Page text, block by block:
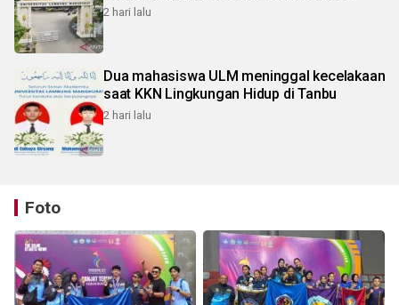
2 hari lalu
Dua mahasiswa ULM meninggal kecelakaan
saat KKN Lingkungan Hidup di Tanbu
2 hari lalu
Foto